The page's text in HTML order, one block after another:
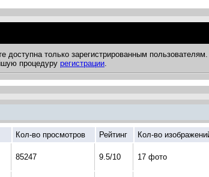
только зарегистрированным пользователям.
процедуру регистрации.
Кол-во просмотров Рейтинг Кол-во
85247 9.5/10 17 фото